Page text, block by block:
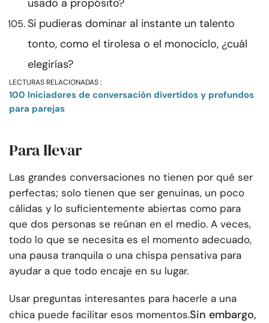
Si pudieras dominar al instante un talento
tonto, como el tirolesa o el monociclo, ¿cuál
elegirías?
LECTURAS RELACIONADAS :
100 Iniciadores de conversación divertidos y profundos
para parejas
Para llevar
Las grandes conversaciones no tienen por qué ser
perfectas; solo tienen que ser genuinas, un poco
cálidas y lo suficientemente abiertas como para
que dos personas se reúnan en el medio. A veces,
todo lo que se necesita es el momento adecuado,
una pausa tranquila o una chispa pensativa para
ayudar a que todo encaje en su lugar.
Usar preguntas interesantes para hacerle a una
chica puede facilitar esos momentos.Sin embargo,